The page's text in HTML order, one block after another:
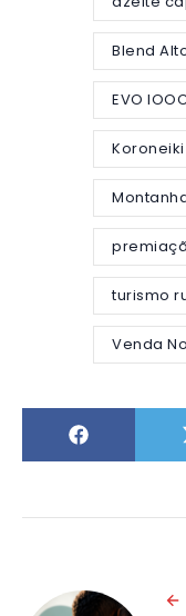
Blend
EVO
Koroneiki
turismo
Venda